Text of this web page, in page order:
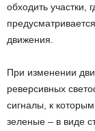
обходить участки,
движения.
При изменении
реверсивных
сигналы, к
зеленые – в виде